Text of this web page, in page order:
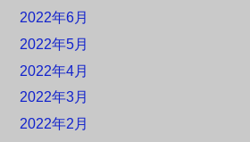
2022年6月
2022年5月
2022年4月
2022年3月
2022年2月